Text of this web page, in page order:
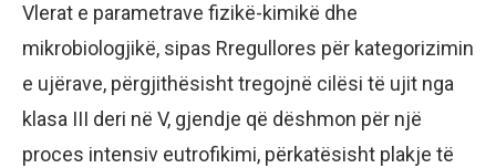
Vlerat e parametrave fizikë-kimikë dhe
mikrobiologjikë, sipas Rregullores për kategorizimin
e ujërave, përgjithësisht tregojnë cilësi të ujit nga
klasa III deri në V, gjendje që dëshmon për një
proces intensiv eutrofikimi, përkatësisht plakje të